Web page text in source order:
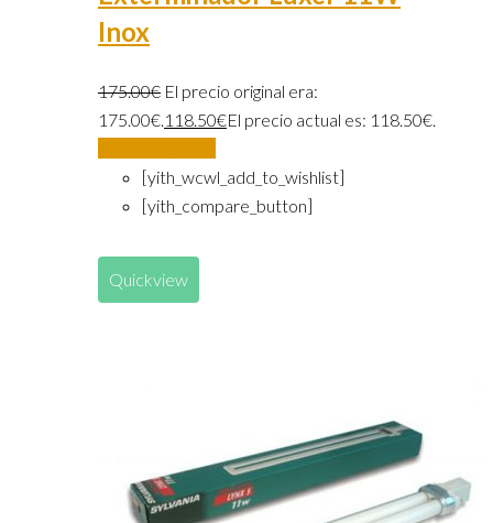
Inox
175.00€ El precio original era:
175.00€.118.50€El precio actual es: 118.50€.
[yith_wcwl_add_to_wishlist]
[yith_compare_button]
Quickview